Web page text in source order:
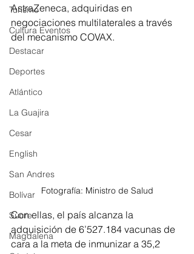
Turismo
Cultura Eventos
Destacar
Deportes
Atlántico
La Guajira
Cesar
English
San Andres
Bolívar
Sucre
Magdalena
AstraZeneca, adquiridas en
negociaciones multilaterales a través
del mecanismo COVAX.
Fotografía: Ministro de Salud
Con ellas, el país alcanza la
adquisición de 6’527.184 vacunas de
cara a la meta de inmunizar a 35,2